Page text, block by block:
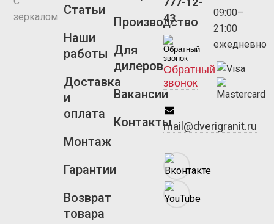
зеркалом Статьи
Наши
работы
Доставка
и
оплата
Монтаж
Гарантии
Возврат
товара
Производство
Для
дилеров
Вакансии
Контакты
43
Обратный
звонок
mail@dverigranit.ru
09:00–
21:00
ежедневно